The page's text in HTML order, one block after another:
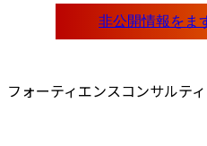
フォーティエンスコンサルテ